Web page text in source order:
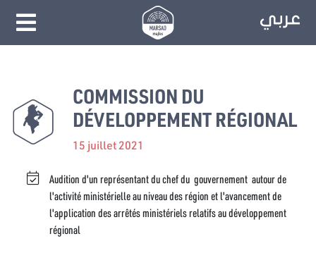
COMMISSION DU
DÉVELOPPEMENT RÉGIONAL
15 juillet 2021
Audition d'un représentant du chef du gouvernement autour de
l'activité ministérielle au niveau des région et l'avancement de
l'application des arrêtés ministériels relatifs au développement
régional